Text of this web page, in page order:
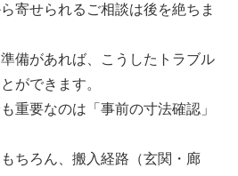
寄せられるご相談は後を絶ちま
備があれば、こうしたトラブル
ができます。
重要なのは「事前の寸法確認」
ちろん、搬入経路（玄関・廊